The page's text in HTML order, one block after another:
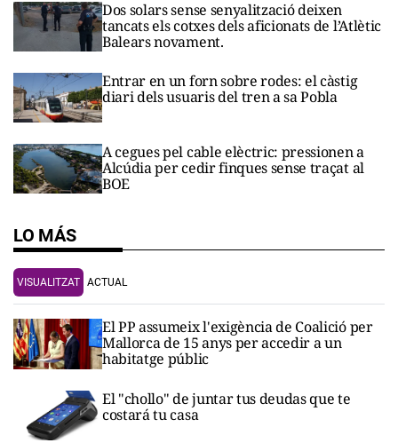
Dos solars sense senyalització deixen
tancats els cotxes dels aficionats de l’Atlètic
Balears novament.
Entrar en un forn sobre rodes: el càstig
diari dels usuaris del tren a sa Pobla
A cegues pel cable elèctric: pressionen a
Alcúdia per cedir finques sense traçat al
BOE
LO MÁS
VISUALITZAT ACTUAL
El PP assumeix l'exigència de Coalició per
Mallorca de 15 anys per accedir a un
habitatge públic
El "chollo" de juntar tus deudas que te
costará tu casa